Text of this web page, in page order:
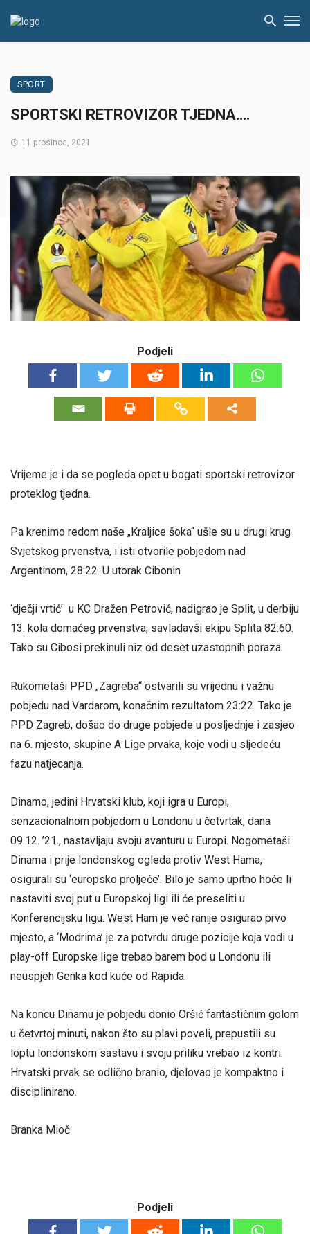
SPORT
SPORTSKI RETROVIZOR TJEDNA….
11 prosinca, 2021
Podjeli
Vrijeme je i da se pogleda opet u bogati sportski retrovizor
proteklog tjedna.
Pa krenimo redom naše „Kraljice šoka“ ušle su u drugi krug
Svjetskog prvenstva, i isti otvorile pobjedom nad
Argentinom, 28:22. U utorak Cibonin
‘dječji vrtić’ u KC Dražen Petrović, nadigrao je Split, u derbiju
13. kola domaćeg prvenstva, savladavši ekipu Splita 82:60.
Tako su Cibosi prekinuli niz od deset uzastopnih poraza.
Rukometaši PPD „Zagreba“ ostvarili su vrijednu i važnu
pobjedu nad Vardarom, konačnim rezultatom 23:22. Tako je
PPD Zagreb, došao do druge pobjede u posljednje i zasjeo
na 6. mjesto, skupine A Lige prvaka, koje vodi u sljedeću
fazu natjecanja.
Dinamo, jedini Hrvatski klub, koji igra u Europi,
senzacionalnom pobjedom u Londonu u četvrtak, dana
09.12. ’21., nastavljaju svoju avanturu u Europi. Nogometaši
Dinama i prije londonskog ogleda protiv West Hama,
osigurali su ‘europsko proljeće’. Bilo je samo upitno hoće li
nastaviti svoj put u Europskoj ligi ili će preseliti u
Konferencijsku ligu. West Ham je već ranije osigurao prvo
mjesto, a ‘Modrima’ je za potvrdu druge pozicije koja vodi u
play-off Europske lige trebao barem bod u Londonu ili
neuspjeh Genka kod kuće od Rapida.
Na koncu Dinamu je pobjedu donio Oršić fantastičnim golom
u četvrtoj minuti, nakon što su plavi poveli, prepustili su
loptu londonskom sastavu i svoju priliku vrebao iz kontri.
Hrvatski prvak se odlično branio, djelovao je kompaktno i
disciplinirano.
Branka Mioč
Podjeli